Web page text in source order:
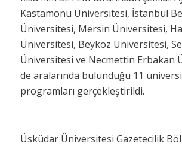
Kastamonu Üniversitesi, İstanbul
Üniversitesi, Mersin Üniversitesi,
Üniversitesi, Beykoz Üniversitesi,
Üniversitesi ve Necmettin Erbakan
de aralarında bulunduğu 11
programları gerçekleştirildi.
Üsküdar Üniversitesi Gazetecilik